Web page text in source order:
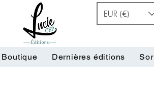
EUR (€)
Boutique Dernières éditions